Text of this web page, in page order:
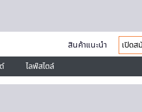
สินค้าแนะนำ
เปิดส
ไลฟ์สไตล์